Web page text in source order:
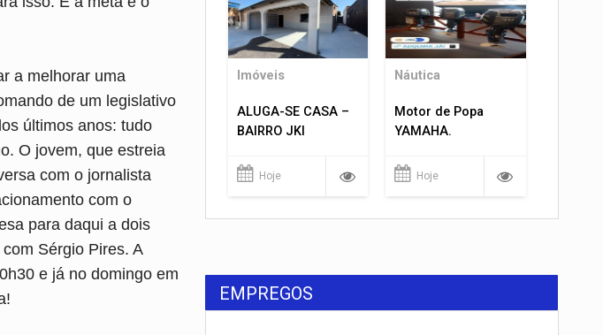
a melhorar uma
de um legislativo
últimos anos: tudo
O jovem, que estreia
com o jornalista
com o
para daqui a dois
Sérgio Pires. A
e já no domingo em
Imóveis
ALUGA-SE CASA –
BAIRRO JKI
Hoje
Náutica
Motor de Popa
YAMAHA.
Hoje
EMPREGOS